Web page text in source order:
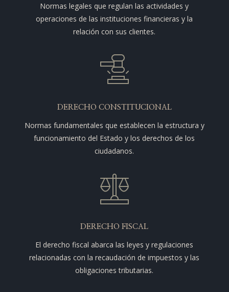
Normas legales que regulan las actividades y
operaciones de las instituciones financieras y la
relación con sus clientes.
DERECHO CONSTITUCIONAL
Normas fundamentales que establecen la estructura y
funcionamiento del Estado y los derechos de los
ciudadanos.
DERECHO FISCAL
El derecho fiscal abarca las leyes y regulaciones
relacionadas con la recaudación de impuestos y las
obligaciones tributarias.